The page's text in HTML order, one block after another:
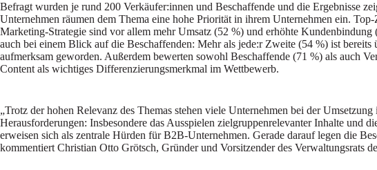
Befragt wurden je rund 200 Verkäufer:innen und Beschaffende und die Ergebnisse
Unternehmen räumen dem Thema eine hohe Priorität in ihrem Unternehmen ein.
Marketing-Strategie sind vor allem mehr Umsatz (52 %) und erhöhte Kundenbindung
auch bei einem Blick auf die Beschaffenden: Mehr als jede:r Zweite (54 %) ist bereits
aufmerksam geworden. Außerdem bewerten sowohl Beschaffende (71 %) als auch
Content als wichtiges Differenzierungsmerkmal im Wettbewerb.
„Trotz der hohen Relevanz des Themas stehen viele Unternehmen bei der
Herausforderungen: Insbesondere das Ausspielen zielgruppenrelevanter Inhalte und
erweisen sich als zentrale Hürden für B2B-Unternehmen. Gerade darauf legen die
kommentiert Christian Otto Grötsch, Gründer und Vorsitzender des Verwaltungsrats